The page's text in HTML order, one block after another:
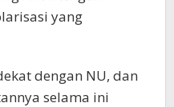
yang
dengan NU, dan
selama ini